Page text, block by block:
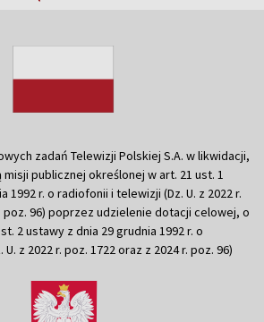
zadań Telewizji Polskiej S.A. w likwidacji,
publicznej określonej w art. 21 ust. 1
1992 r. o radiofonii i telewizji (Dz. U. z 2022 r.
poz. 96) poprzez udzielenie dotacji celowej, o
2 ustawy z dnia 29 grudnia 1992 r. o
z 2022 r. poz. 1722 oraz z 2024 r. poz. 96)